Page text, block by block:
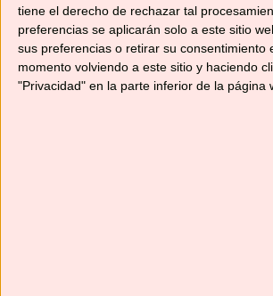
tiene el derecho de rechazar tal
preferencias se aplicarán solo a este sitio
sus preferencias o retirar su consentimiento
momento volviendo a este sitio y haciendo
"Privacidad" en la parte inferior de la página